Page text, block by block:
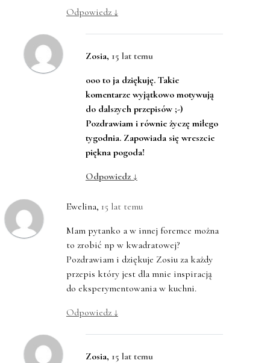
Odpowiedz ↓
Zosia, 15 lat temu
ooo to ja dziękuję. Takie
komentarze wyjątkowo motywują
do dalszych przepisów ;-)
Pozdrawiam i równie życzę miłego
tygodnia. Zapowiada się wreszcie
piękna pogoda!
Odpowiedz ↓
Ewelina, 15 lat temu
Mam pytanko a w innej foremce można
to zrobić np w kwadratowej?
Pozdrawiam i dziękuje Zosiu za każdy
przepis który jest dla mnie inspiracją
do eksperymentowania w kuchni.
Odpowiedz ↓
Zosia, 15 lat temu